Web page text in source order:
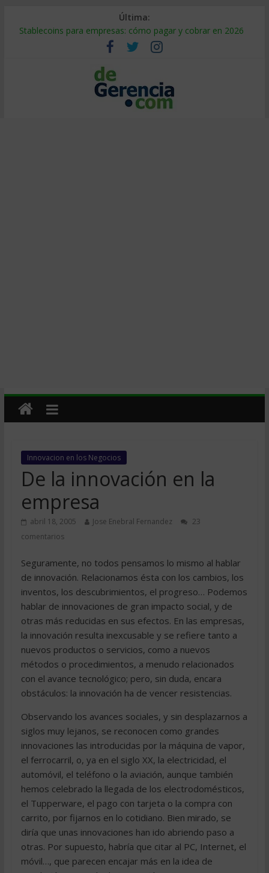
Última:
Stablecoins para empresas: cómo pagar y cobrar en 2026
Despido silencioso: qué es y por qué sale tan caro
IA en selección de personal: cómo auditarla a tiempo
Trabajo forzoso en la cadena de suministro: qué hacer
Mercado hispano de EE. UU.: cómo segmentarlo y venderle
Innovacion en los Negocios
De la innovación en la
empresa
abril 18, 2005 Jose Enebral Fernandez
23
comentarios
Seguramente, no todos pensamos lo mismo al hablar
de innovación. Relacionamos ésta con los cambios, los
inventos, los descubrimientos, el progreso… Podemos
hablar de innovaciones de gran impacto social, y de
otras más reducidas en sus efectos. En las empresas,
la innovación resulta inexcusable y se refiere tanto a
nuevos productos o servicios, como a nuevos
métodos o procedimientos, a menudo relacionados
con el avance tecnológico; pero, sin duda, encara
obstáculos: la innovación ha de vencer resistencias.
Observando los avances sociales, y sin desplazarnos a
siglos muy lejanos, se reconocen como grandes
innovaciones las introducidas por la máquina de vapor,
el ferrocarril, o, ya en el siglo XX, la electricidad, el
automóvil, el teléfono o la aviación, aunque también
hemos celebrado la llegada de los electrodomésticos,
el Tupperware, el pago con tarjeta o la compra con
carrito, por fijarnos en lo cotidiano. Bien mirado, se
diría que unas innovaciones han ido abriendo paso a
otras. Por supuesto, habría que citar al PC, Internet, el
móvil…, que parecen encajar más en la idea de